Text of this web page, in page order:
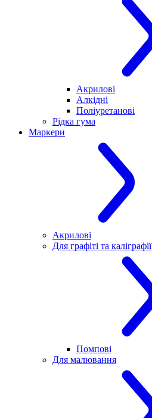
Акрилові
Алкідні
Поліуретанові
Рідка гума
Маркери
Акрилові
Для графіті та каліграфії
Помпові
Для малювання